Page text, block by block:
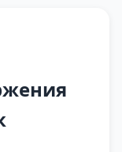
ул.
от пр.
№69-77, ул.
ул. Зари